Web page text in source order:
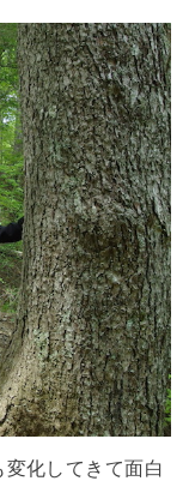
化してきて面白